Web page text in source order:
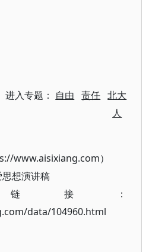
入专题： 自由 责任 北大
人
www.aisixiang.com）
思想演讲稿
接：
data/104960.html